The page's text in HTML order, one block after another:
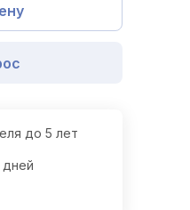
до 5 лет
дней